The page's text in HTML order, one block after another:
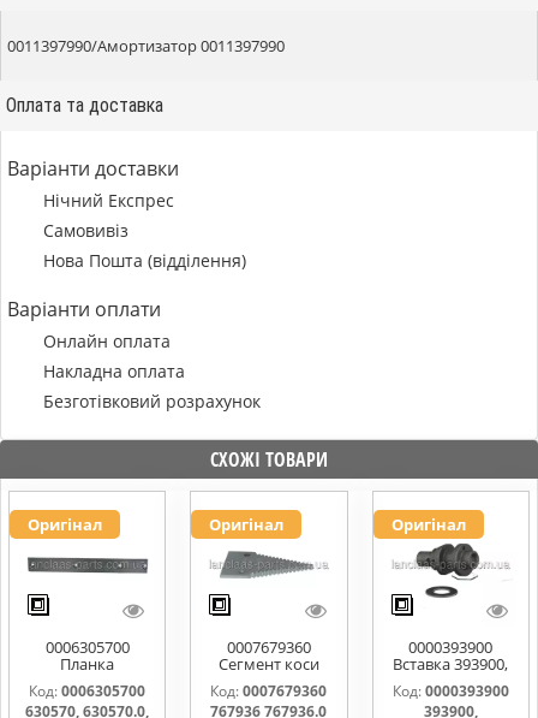
0011397990/Амортизатор 0011397990
Оплата та доставка
Варіанти доставки
Нічний Експрес
Самовивіз
Нова Пошта (відділення)
Варіанти оплати
Онлайн оплата
Накладна оплата
Безготівковий розрахунок
СХОЖІ ТОВАРИ
Оригінал
0006305700
Планка
направляюча
630570, 630570.0,
Код:0006305700
630570, 630570.0,
Оригінал
0007679360
Сегмент коси
767936 767936.0
767976.1
Код: 0007679360
767936 767936.0
Оригінал
0000393900
Вставка 393900,
0000393900
Код:0000393900
393900,